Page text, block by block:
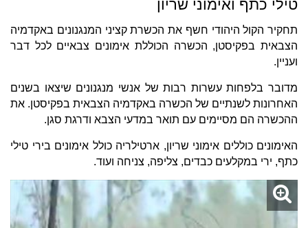
טילי כתף ואימוני שריון
תחקיר הקול היהודי חשף את הכשרת קציני המנגנונים באקדמיה
הצבאית בפקיסטן, הכשרה הכוללת אימונים צבאיים לכל דבר
ועניין.
מדובר בלפחות עשרות רבות של אנשי מנגנונים שיצאו בשנים
האחרונות לשנתיים של הכשרה באקדמיה הצבאית בפקיסטן. את
ההכשרה הם מסיימים עם תואר במדעי הצבא ודרגת סגן.
האימונים כוללים אימוני שריון, ארטילריה כולל אימונים בירי טילי
כתף, ירי במקלעים כבדים, צליפה, צניחה ועוד.